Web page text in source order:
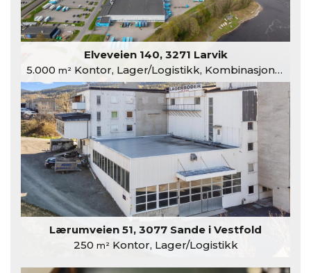
Elveveien 140, 3271 Larvik
5.000 m²Kontor, Lager/Logistikk, Kombinasjonslokaler
Lærumveien 51, 3077 Sande i Vestfold
250 m²Kontor, Lager/Logistikk